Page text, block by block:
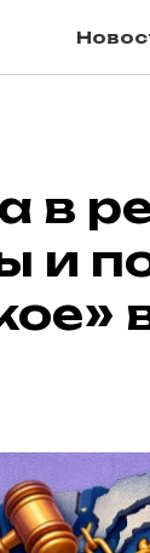
в
и